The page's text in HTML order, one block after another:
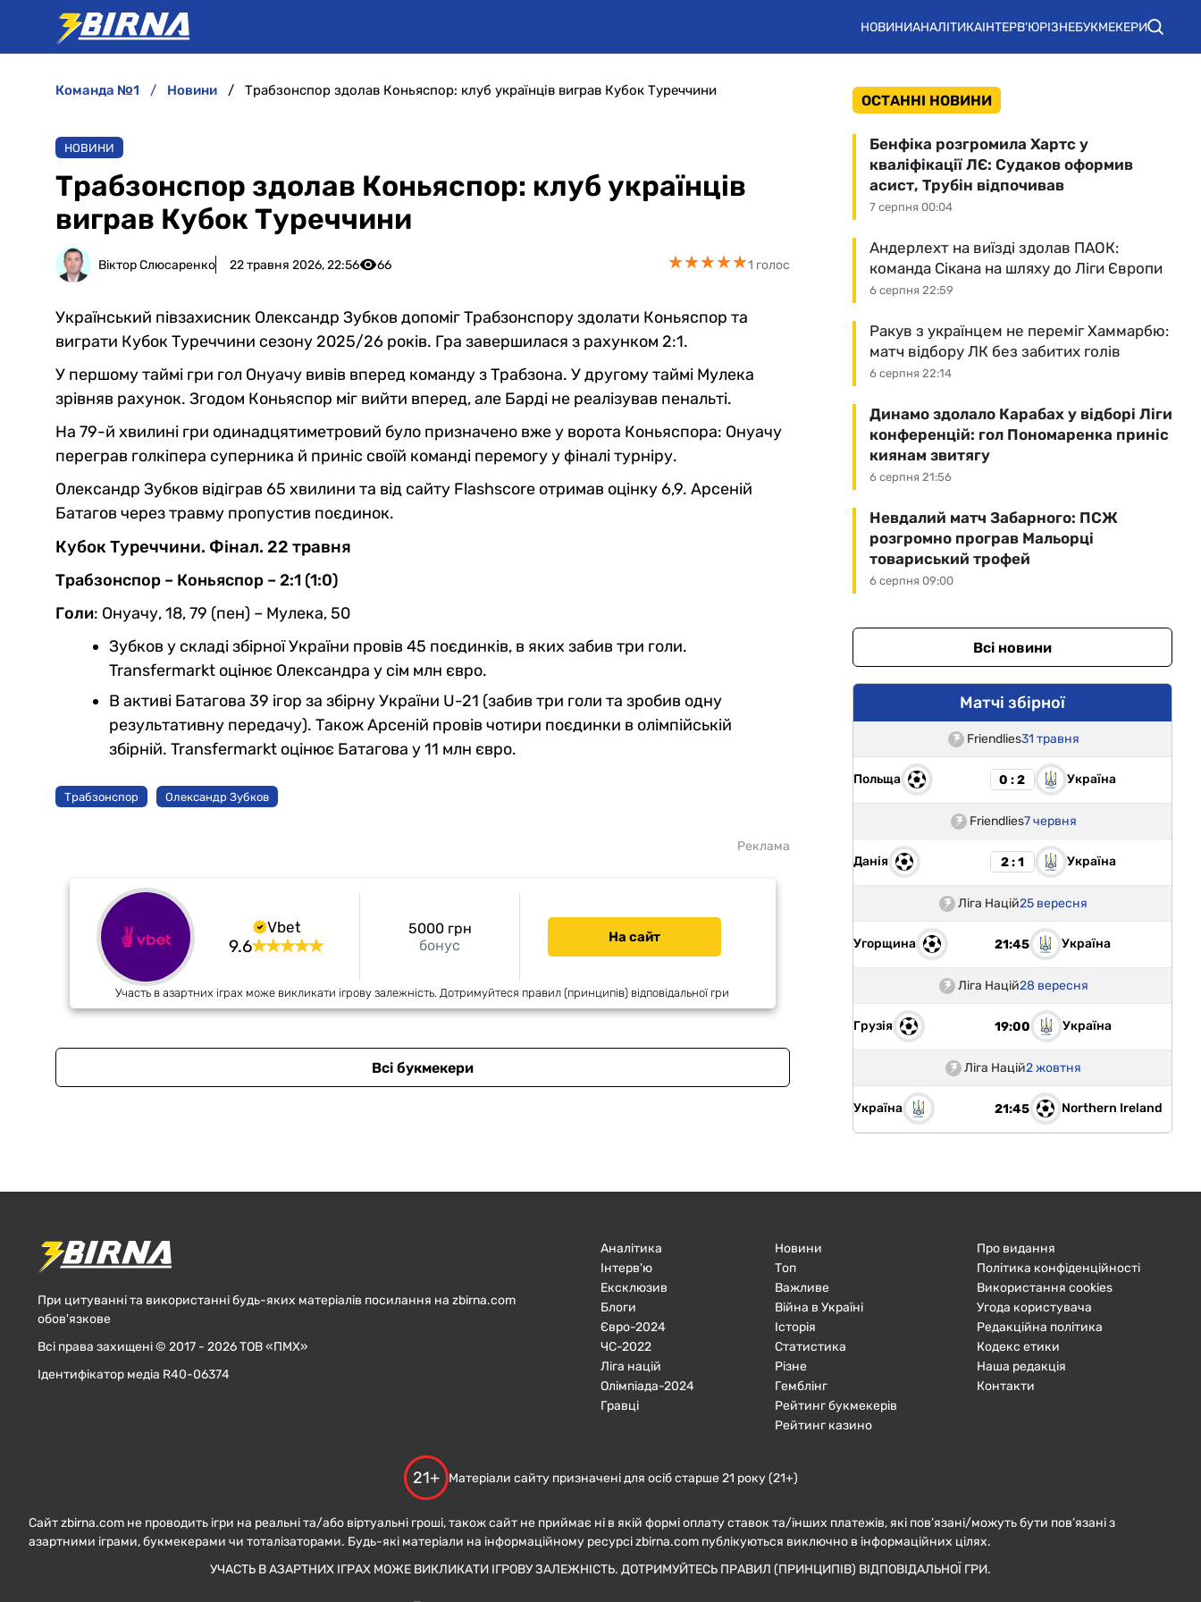
НОВИНИАНАЛІТИКАІНТЕРВ'ЮРІЗНЕБУКМЕКЕРИ
команда №1 новини Трабзонспор здолав Коньяспор: клуб українців виграв Кубок Туреччини
НОВИНИ
Трабзонспор здолав Коньяспор: клуб українців
виграв Кубок Туреччини
Віктор Слюсаренко 22 травня 2026, 22:56 66 ★★★★★
★★★★★1 голос
Український півзахисник Олександр Зубков допоміг Трабзонспору здолати Коньяспор та
виграти Кубок Туреччини сезону 2025/26 років. Гра завершилася з рахунком 2:1.
У першому таймі гри гол Онуачу вивів вперед команду з Трабзона. У другому таймі Мулека
зрівняв рахунок. Згодом Коньяспор міг вийти вперед, але Барді не реалізував пенальті.
На 79-й хвилині гри одинадцятиметровий було призначено вже у ворота Коньяспора: Онуачу
переграв голкіпера суперника й приніс своїй команді перемогу у фіналі турніру.
Олександр Зубков відіграв 65 хвилини та від сайту Flashscore отримав оцінку 6,9. Арсеній
Батагов через травму пропустив поєдинок.
Кубок Туреччини. Фінал. 22 травня
Трабзонспор – Коньяспор – 2:1 (1:0)
Голи: Онуачу, 18, 79 (пен) – Мулека, 50
Зубков у складі збірної України провів 45 поєдинків, в яких забив три голи.
Transfermarkt оцінює Олександра у сім млн євро.
В активі Батагова 39 ігор за збірну України U-21 (забив три голи та зробив одну
результативну передачу). Також Арсеній провів чотири поєдинки в олімпійській
збірній. Transfermarkt оцінює Батагова у 11 млн євро.
Трабзонспор Олександр Зубков
Реклама
Vbet
9.6 бонус
5000 грн На сайт
Участь в азартних іграх може викликати ігрову залежність. Дотримуйтеся правил (принципів) відповідальної гри
Всі букмекери
ОСТАННІ НОВИНИ
7 серпня 00:04
Бенфіка розгромила Хартс у
кваліфікації ЛЄ: Судаков оформив
асист, Трубін відпочивав
6 серпня 22:59
Андерлехт на виїзді здолав ПАОК:
команда Сікана на шляху до Ліги Європи
6 серпня 22:14
Ракув з українцем не переміг Хаммарбю:
матч відбору ЛК без забитих голів
6 серпня 21:56
Динамо здолало Карабах у відборі Ліги
конференцій: гол Пономаренка приніс
киянам звитягу
6 серпня 09:00
Невдалий матч Забарного: ПСЖ
розгромно програв Мальорці
товариський трофей
Всі новини
Матчі збірної
Friendlies31 травня
Польща 0 : 2 Україна
Friendlies7 червня
Данія 2 : 1 Україна
Ліга Націй25 вересня
Угорщина 21:45 Україна
Ліга Націй28 вересня
Грузія 19:00 Україна
Ліга Націй2 жовтня
Україна 21:45 Northern Ireland
При цитуванні та використанні будь-яких матеріалів посилання на zbirna.com
обов'язкове
Всі права захищені © 2017 - 2026 ТОВ «ПМХ»
Ідентифікатор медіа R40-06374
Аналітика
Інтерв'ю
Ексклюзив
Блоги
Євро-2024
ЧC-2022
Ліга націй
Олімпіада-2024
Гравці
Новини
Топ
Важливе
Війна в Україні
Історія
Статистика
Різне
Гемблінг
Рейтинг букмекерів
Рейтинг казино
Про видання
Політика конфіденційності
Використання cookies
Угода користувача
Редакційна політика
Кодекс етики
Наша редакція
Контакти
21+ Матеріали сайту призначені для осіб старше 21 року (21+)
Сайт zbirna.com не проводить ігри на реальні та/або віртуальні гроші, також сайт не приймає ні в якій формі оплату ставок та/інших платежів, які пов’язані/можуть бути пов’язані з
азартними іграми, букмекерами чи тоталізаторами. Будь-які матеріали на інформаційному ресурсі zbirna.com публікуються виключно в інформаційних цілях.
УЧАСТЬ В АЗАРТНИХ ІГРАХ МОЖЕ ВИКЛИКАТИ ІГРОВУ ЗАЛЕЖНІСТЬ. ДОТРИМУЙТЕСЬ ПРАВИЛ (ПРИНЦИПІВ) ВІДПОВІДАЛЬНОЇ ГРИ.